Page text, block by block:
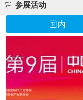
参展活动
国内